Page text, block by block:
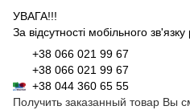
УВАГА!!!
За відсутності мобільного
+38 066 021 99 67
+38 066 021 99 67
+38 044 360 65 55
Получить заказанный товар Вы